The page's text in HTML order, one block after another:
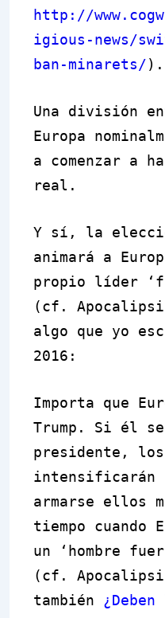
http://
igious-news/
ban-minarets/).
Una división
Europa
a comenzar a
real.
Y sí, la
animará a
propio líder
(cf.
algo que yo
2016:
Importa que
Trump. Si él
presidente, los
intensificarán
armarse ellos
tiempo cuando
un ‘hombre
(cf.
también